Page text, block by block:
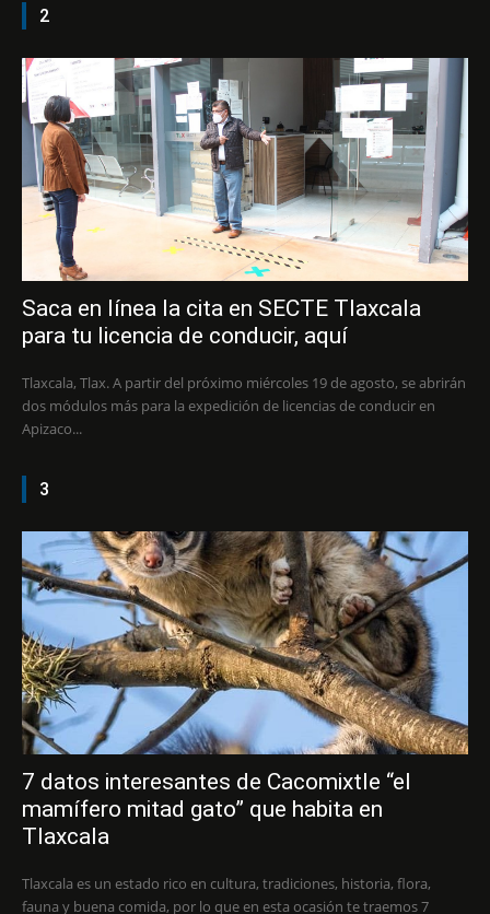
2
Saca en línea la cita en SECTE Tlaxcala
para tu licencia de conducir, aquí
Tlaxcala, Tlax. A partir del próximo miércoles 19 de agosto, se abrirán
dos módulos más para la expedición de licencias de conducir en
Apizaco...
3
7 datos interesantes de Cacomixtle “el
mamífero mitad gato” que habita en
Tlaxcala
Tlaxcala es un estado rico en cultura, tradiciones, historia, flora,
fauna y buena comida, por lo que en esta ocasión te traemos 7